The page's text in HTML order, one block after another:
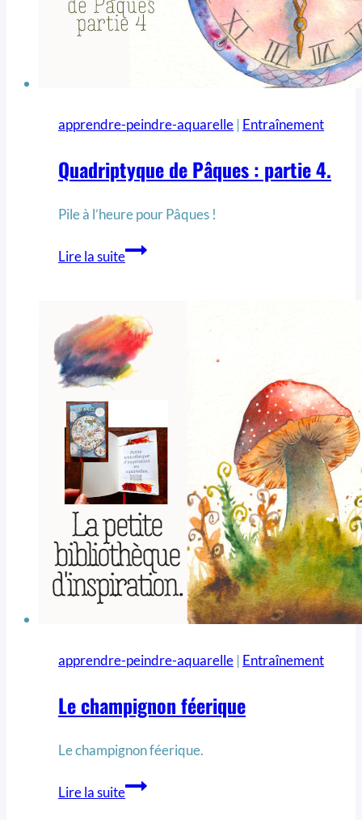
apprendre-peindre-aquarelle | Entraînement
Quadriptyque de Pâques : partie 4.
Pile à l’heure pour Pâques !
Lire la suite
apprendre-peindre-aquarelle | Entraînement
Le champignon féerique
Le champignon féerique.
Lire la suite